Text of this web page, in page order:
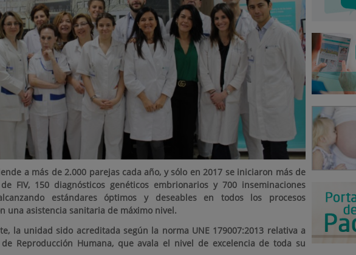
a más de 2.000 parejas cada año, y sólo en 2017 se iniciaron más de
FIV, 150 diagnósticos genéticos embrionarios y 700 inseminaciones
estándares óptimos y deseables en todos los procesos
una asistencia sanitaria de máximo nivel.
la unidad sido acreditada según la norma UNE 179007:2013 relativa a
de Reproducción Humana, que avala el nivel de excelencia de toda su